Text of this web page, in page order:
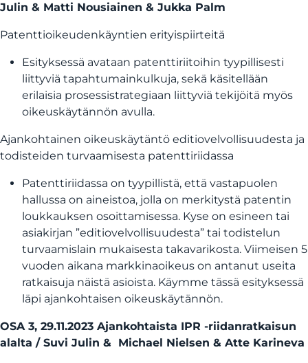
Julin & Matti Nousiainen & Jukka Palm
Patenttioikeudenkäyntien erityispiirteitä
Esityksessä avataan patenttiriitoihin tyypillisesti
liittyviä tapahtumainkulkuja, sekä käsitellään
erilaisia prosessistrategiaan liittyviä tekijöitä myös
oikeuskäytännön avulla.
Ajankohtainen oikeuskäytäntö editiovelvollisuudesta ja
todisteiden turvaamisesta patenttiriidassa
Patenttiriidassa on tyypillistä, että vastapuolen
hallussa on aineistoa, jolla on merkitystä patentin
loukkauksen osoittamisessa. Kyse on esineen tai
asiakirjan ”editiovelvollisuudesta” tai todistelun
turvaamislain mukaisesta takavarikosta. Viimeisen 5
vuoden aikana markkinaoikeus on antanut useita
ratkaisuja näistä asioista. Käymme tässä esityksessä
läpi ajankohtaisen oikeuskäytännön.
OSA 3, 29.11.2023 Ajankohtaista IPR -riidanratkaisun
alalta / Suvi Julin & Michael Nielsen & Atte Karineva